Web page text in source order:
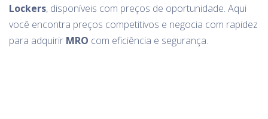
Lockers, disponíveis com preços de oportunidade. Aqui
você encontra preços competitivos e negocia com rapidez
para adquirir MRO com eficiência e segurança.